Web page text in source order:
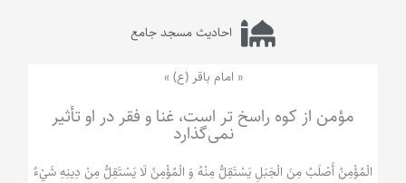
احادیث مسجد جامع
« امام باقر (ع) »
مؤمن از کوه راسخ تر است، غنا و فقر در او تأثیر
نمی‌گذارد
الْمُؤْمِنُ‌ أَصْلَبُ‌ مِنَ‌ الْجَبَلِ‌ یَسْتَقِلُّ مِنْهُ وَ الْمُؤْمِنُ لَا يَسْتَقِلُّ مِنْ دِينِهِ شَيْ‌ءٌ